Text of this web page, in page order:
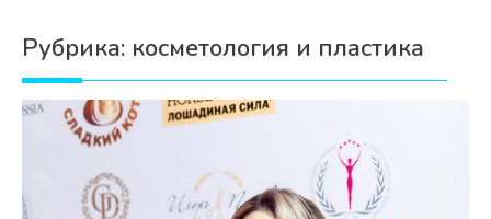
Дети
Свадьба
Рубрика: косметология и пластика